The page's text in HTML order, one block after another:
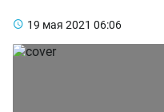
19 мая 2021 06:06